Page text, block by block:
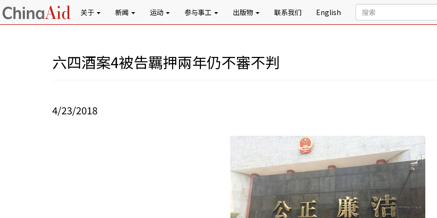
关于 新闻 运动 参与事工 出版物 联系我们 English
六四酒案4被告羈押兩年仍不審不判
4/23/2018